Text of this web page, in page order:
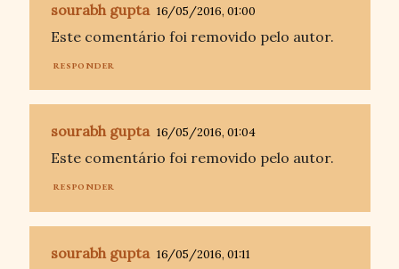
sourabh gupta 16/05/2016, 01:00
Este comentário foi removido pelo autor.
RESPONDER
sourabh gupta 16/05/2016, 01:04
Este comentário foi removido pelo autor.
RESPONDER
sourabh gupta 16/05/2016, 01:11